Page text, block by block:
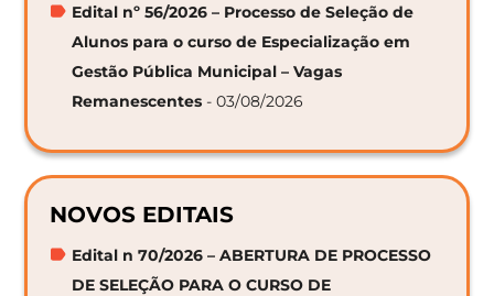
Edital nº 56/2026 – Processo de Seleção de
Alunos para o curso de Especialização em
Gestão Pública Municipal – Vagas
Remanescentes - 03/08/2026
NOVOS EDITAIS
Edital n 70/2026 – ABERTURA DE PROCESSO
DE SELEÇÃO PARA O CURSO DE